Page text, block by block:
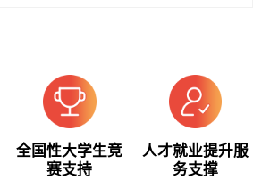
全国性大学生竞
赛支持
人才就业提升服
务支撑